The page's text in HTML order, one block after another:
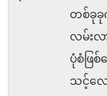
တစ်ခုခု
လမ်းလ
ပုံစံဖြ
သင့်လျ